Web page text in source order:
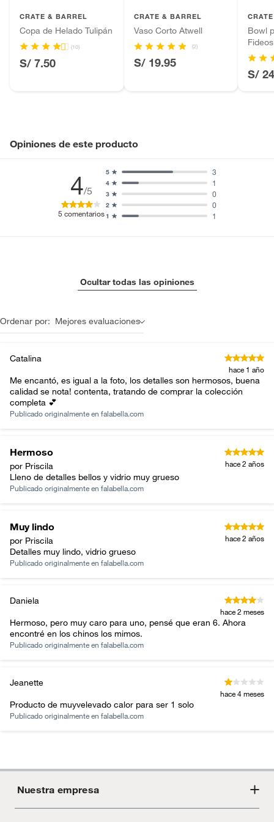
Productos que hayan sido previamente instalados.
Baterías de auto.
Motocicletas y bicicletas motorizadas.
Licores y cigarros electrónicos.
CRATE & BARREL
Copa de Helado Tulipán
(10)
S/ 7.50
CRATE & BARREL
Vaso Corto Atwell
(2)
S/ 19.95
Bowl
S/
Opiniones de este producto
4/5
5 comentarios1 1
2 0
3 0
4 1
5 3
Ocultar todas las opiniones
Ordenar por: Mejores evaluaciones
Catalina
hace 1 año
Me encantó, es igual a la foto, los detalles son hermosos, buena
calidad se nota! contenta, tratando de comprar la colección
completa 💕
Publicado originalmente en falabella.com
Hermoso
por Priscila hace 2 años
Lleno de detalles bellos y vidrio muy grueso
Publicado originalmente en falabella.com
Muy lindo
por Priscila hace 2 años
Detalles muy lindo, vidrio grueso
Publicado originalmente en falabella.com
Daniela
hace 2 meses
Hermoso, pero muy caro para uno, pensé que eran 6. Ahora
encontré en los chinos los mimos.
Publicado originalmente en falabella.com
Jeanette
hace 4 meses
Producto de muyvelevado calor para ser 1 solo
Publicado originalmente en falabella.com
Nuestra empresa